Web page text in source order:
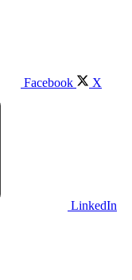
Facebook X
LinkedIn